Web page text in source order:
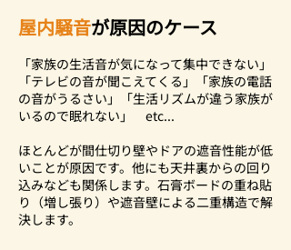
​屋内騒音が原因のケース
「家族の生活音が気になって集中できない」
「テレビの音が聞こえてくる」「家族の電話
の音がうるさい」「生活リズムが違う家族が
いるので眠れない」 etc...
​ほとんどが間仕切り壁やドアの遮音性能が低
いことが原因です。他にも天井裏からの回り
込みなども関係します。石膏ボードの重ね貼
り（増し張り）や遮音壁による二重構造で解
決します。